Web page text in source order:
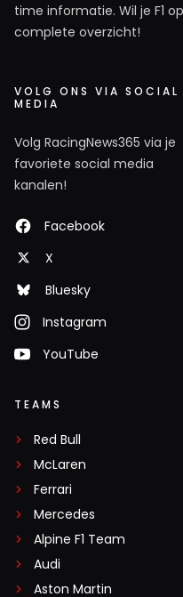
time informatie. Wil je F1
complete overzicht!
VOLG ONS VIA SOCIAL
MEDIA
Volg RacingNews365 via je
favoriete social media
kanalen!
Facebook
X
Bluesky
Instagram
YouTube
TEAMS
Red Bull
McLaren
Ferrari
Mercedes
Alpine F1 Team
Audi
Aston Martin